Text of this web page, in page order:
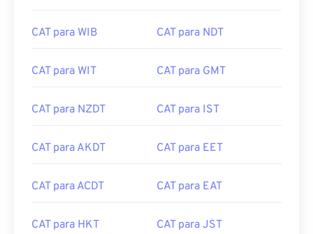
CAT para WIB CAT para NDT
CAT para WIT CAT para GMT
CAT para NZDT CAT para IST
CAT para AKDT CAT para EET
CAT para ACDT CAT para EAT
CAT para HKT CAT para JST